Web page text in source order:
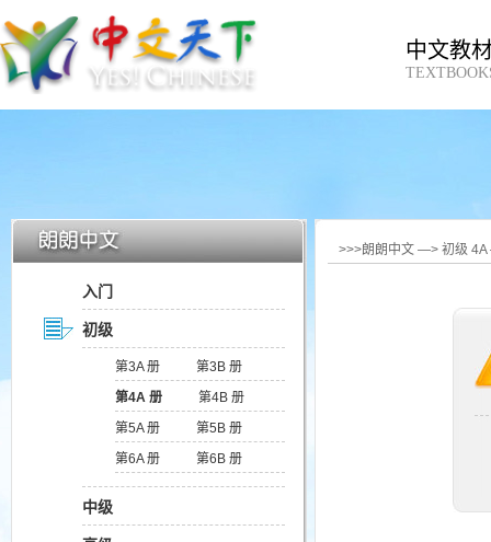
中文教
入门
初级
第3A 册
第3B 册
第4A 册
第4B 册
第5A 册
第5B 册
第6A 册
第6B 册
中级
>>>朗朗中文 —> 初级